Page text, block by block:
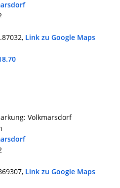
Link zu Google Maps
Volkmarsdorf
Link zu Google Maps